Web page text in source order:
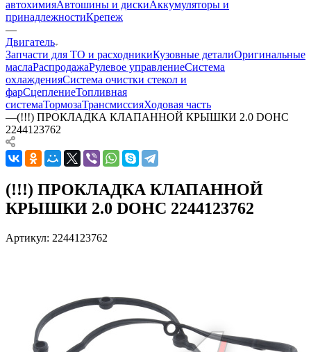
автохимияАвтошины и дискиАккумуляторы и
принадлежностиКрепеж
—
Двигатель
Запчасти для ТО и расходникиКузовные деталиОригинальные
маслаРаспродажаРулевое управлениеСистема
охлажденияСистема очистки стекол и
фарСцеплениеТопливная
системаТормозаТрансмиссияХодовая часть
—(!!!) ПРОКЛАДКА КЛАПАННОЙ КРЫШКИ 2.0 DOHC
2244123762
(!!!) ПРОКЛАДКА КЛАПАННОЙ
КРЫШКИ 2.0 DOHC 2244123762
Артикул: 2244123762